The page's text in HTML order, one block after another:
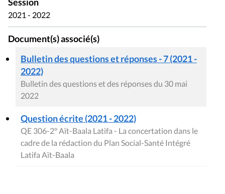
Session
2021 - 2022
Document(s) associé(s)
Bulletin des questions et réponses - 7 (2021 -
2022)
Bulletin des questions et des réponses du 30 mai
2022
Question écrite (2021 - 2022)
QE 306-2° Aït-Baala Latifa - La concertation dans le
cadre de la rédaction du Plan Social-Santé Intégré
Latifa Aït-Baala